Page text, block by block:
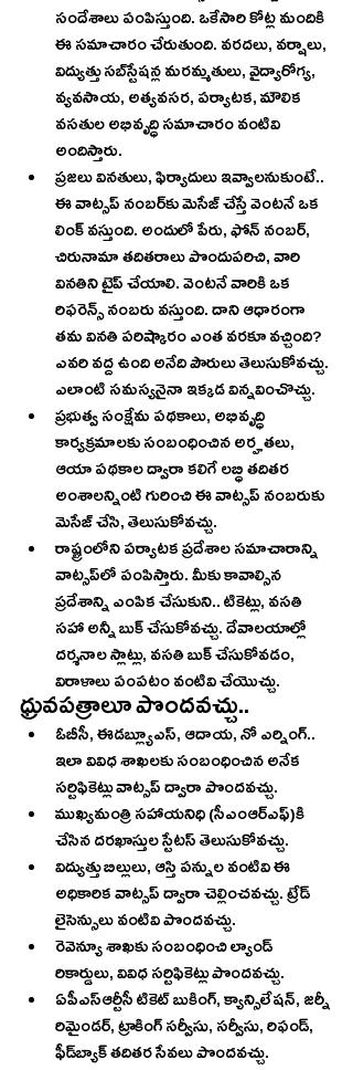
సందేశాలు పంపిస్తుంది. ఒకేసారి కోట్ల మందికి
ఈ సమాచారం చేరుతుంది. వరదలు, వర్షాలు,
విద్యుత్తు సబ్‌స్టేషన్ల మరమ్మతులు, వైద్యారోగ్య,
వ్యవసాయ, అత్యవసర, పర్యాటక, మౌలిక
వసతుల అభివృద్ధి సమాచారం వంటివి
అందిస్తారు.
ప్రజలు వినతులు, ఫిర్యాదులు ఇవ్వాలనుకుంటే..
ఈ వాట్సప్‌ నంబర్‌కు మెసేజ్‌ చేస్తే వెంటనే ఒక
లింక్‌ వస్తుంది. అందులో పేరు, ఫోన్‌ నంబర్,
చిరునామా తదితరాలు పొందుపరిచి, వారి
వినతిని టైప్‌ చేయాలి. వెంటనే వారికి ఒక
రిఫరెన్స్‌ నంబరు వస్తుంది. దాని ఆధారంగా
తమ వినతి పరిష్కారం ఎంత వరకూ వచ్చింది?
ఎవరి వద్ద ఉంది అనేది పౌరులు తెలుసుకోవచ్చు.
ఎలాంటి సమస్యనైనా ఇక్కడ విన్నవించొచ్చు.
ప్రభుత్వ సంక్షేమ పథకాలు, అభివృద్ధి
కార్యక్రమాలకు సంబంధించిన అర్హతలు,
ఆయా పథకాల ద్వారా కలిగే లబ్ధి తదితర
అంశాలన్నింటి గురించి ఈ వాట్సప్‌ నంబరుకు
మెసేజ్‌ చేసి, తెలుసుకోవచ్చు.
రాష్ట్రంలోని పర్యాటక ప్రదేశాల సమాచారాన్ని
వాట్సప్‌లో పంపిస్తారు. మీకు కావాల్సిన
ప్రదేశాన్ని ఎంపిక చేసుకుని.. టికెట్లు, వసతి
సహా అన్నీ బుక్‌ చేసుకోవచ్చు. దేవాలయాల్లో
దర్శనాల స్లాట్లు, వసతి బుక్‌ చేసుకోవడం,
విరాళాలు పంపటం వంటివి చేయొచ్చు.
ధ్రువపత్రాలూ పొందవచ్చు..
ఓబీసీ, ఈడబ్ల్యూఎస్, ఆదాయ, నో ఎర్నింగ్‌..
ఇలా వివిధ శాఖలకు సంబంధించిన అనేక
సర్టిఫికెట్లు వాట్సప్‌ ద్వారా పొందవచ్చు.
ముఖ్యమంత్రి సహాయనిధి (సీఎంఆర్‌ఎఫ్‌)కి
చేసిన దరఖాస్తుల స్టేటస్‌ తెలుసుకోవచ్చు.
విద్యుత్తు బిల్లులు, ఆస్తి పన్నుల వంటివి ఈ
అధికారిక వాట్సప్‌ ద్వారా చెల్లించవచ్చు. ట్రేడ్‌
లైసెన్సులు వంటివి పొందవచ్చు.
రెవెన్యూ శాఖకు సంబంధించి ల్యాండ్‌
రికార్డులు, వివిధ సర్టిఫికెట్లు పొందవచ్చు.
ఏపీఎస్‌ఆర్టీసీ టికెట్‌ బుకింగ్, క్యాన్సిలేషన్, జర్నీ
రిమైండర్, ట్రాకింగ్‌ సర్వీసు, సర్వీసు, రిఫండ్,
ఫీడ్‌బ్యాక్‌ తదితర సేవలు పొందవచ్చు.